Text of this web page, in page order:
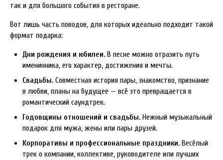
так и для большого события в ресторане.
Вот лишь часть поводов, для которых идеально подходит такой
формат подарка:
Дни рождения и юбилеи. В песне можно отразить путь
именинника, его характер, достижения и мечты.
Свадьбы. Совместная история пары, знакомство, признание
в любви, планы на будущее — всё это превращается в
романтический саундтрек.
Годовщины отношений и свадьбы. Нежный музыкальный
подарок для мужа, жены или пары друзей.
Корпоративы и профессиональные праздники. Весёлый
трек о компании, коллективе, руководителе или лучших